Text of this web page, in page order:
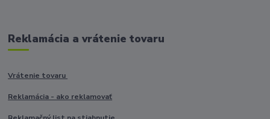
Reklamácia a vrátenie tovaru
Vrátenie tovaru
Reklamácia - ako reklamovať